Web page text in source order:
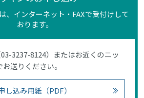
、インターネット・FAXで受付けして
おります。
3237-8124）またはお近くのニッ
送りください。
し込み用紙（PDF）